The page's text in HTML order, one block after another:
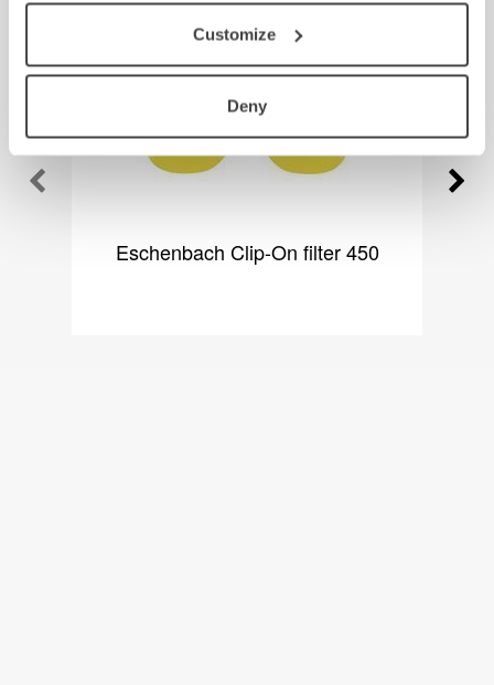
Customize
Deny
Eschenbach Clip-On filter 450